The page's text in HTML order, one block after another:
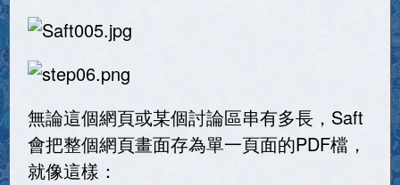
無論這個網頁或某個討論區串有多長，Saft
會把整個網頁畫面存為單一頁面的PDF檔，
就像這樣：